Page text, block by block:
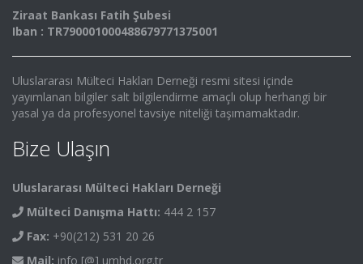
Ziraat Bankası Fatih Şubesi
Iban : TR790001000488679771375001
Uluslararası Mülteci Hakları Derneği resmi sitesi içinde
yayımlanan bilgiler salt bilgilendirme amaçlı olup herhangi bir
yasal ya da profesyonel tavsiye niteliği taşımamaktadır.
Bize Ulaşın
Uluslararası Mülteci Hakları Derneği
Mülteci Danışma Hattı: 444 2 157
Fax: +90(212) 531 20 26
Mail: info [@] umhd.org.tr